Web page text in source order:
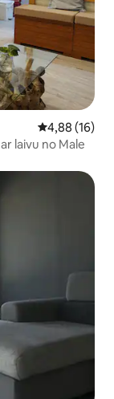
Vidējais
4,88 (16)
laivu no Male